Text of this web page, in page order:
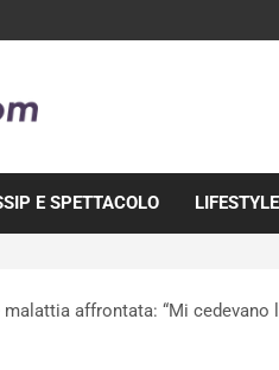
E SPETTACOLO
affrontata: “Mi cedevano